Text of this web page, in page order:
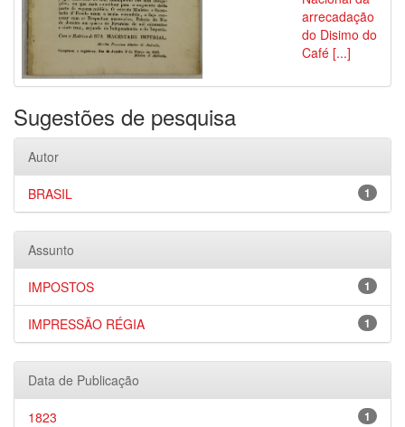
arrecadação
do Disimo do
Café [...]
Sugestões de pesquisa
Autor
1
BRASIL
Assunto
1
IMPOSTOS
1
IMPRESSÃO RÉGIA
Data de Publicação
1
1823